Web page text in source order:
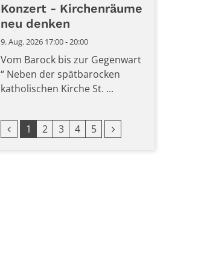
Konzert - Kirchenräume
neu denken
9. Aug. 2026 17:00 - 20:00
Vom Barock bis zur Gegenwart
“ Neben der spätbarocken
katholischen Kirche St. ...
Vorherige Seite
1 2 3 4 5 Nächste Seite